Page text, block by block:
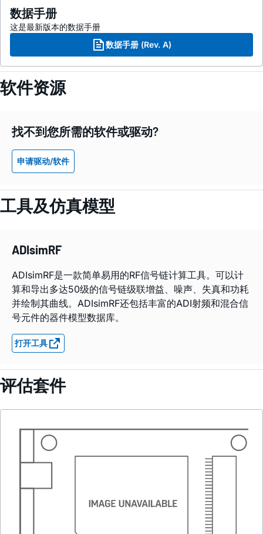
数据手册
这是最新版本的数据手册
数据手册 (Rev. A)
软件资源
找不到您所需的软件或驱动?
申请驱动/软件
工具及仿真模型
ADIsimRF
ADIsimRF是一款简单易用的RF信号链计算工具。可以计
算和导出多达50级的信号链级联增益、噪声、失真和功耗
并绘制其曲线。ADIsimRF还包括丰富的ADI射频和混合信
号元件的器件模型数据库。
打开工具
评估套件